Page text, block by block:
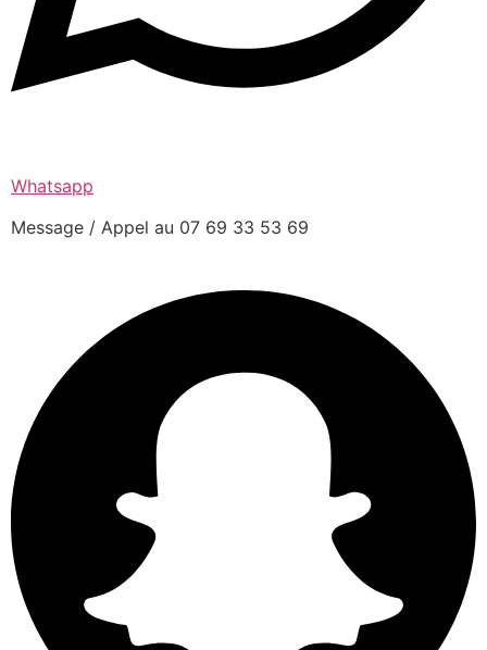
Whatsapp
Message / Appel au 07 69 33 53 69